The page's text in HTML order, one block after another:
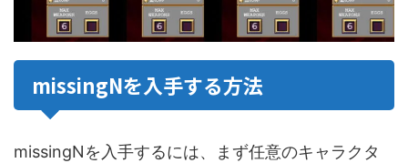
missingNを入手する方法
missingNを入手するには、まず任意のキャラクタ